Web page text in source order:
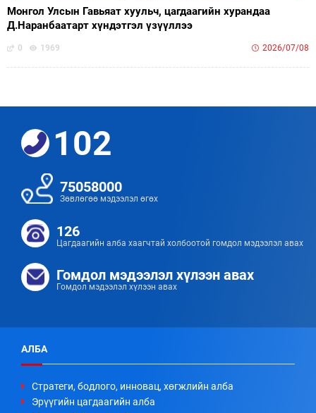
Монгол Улсын Гавьяат хуульч, цагдаагийн хурандаа
Д.Наранбаатарт хүндэтгэл үзүүллээ
0 1969 2026/07/08
102
75058000
Зөвлөгөө мэдээлэл өгөх
126
Цагдаагийн алба хаагчтай холбоотой гомдол мэдээлэл авах
Гомдол мэдээлэл хүлээн авах
Гомдол мэдээлэл хүлээн авах
АЛБА
Стратеги, бодлого, инновац, хөгжлийн алба
Эрүүгийн цагдаагийн алба